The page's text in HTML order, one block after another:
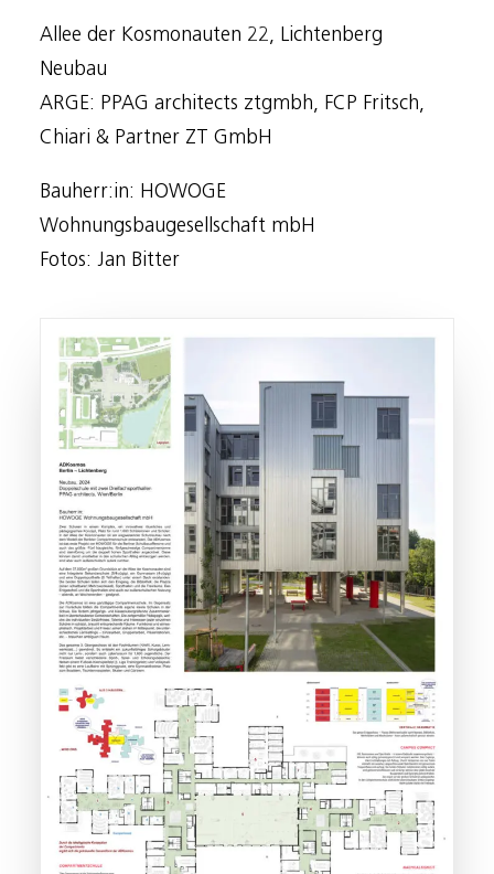
Kontakt
Allee der Kosmonauten 22, Lichtenberg
Neubau
ARGE: PPAG architects ztgmbh, FCP Fritsch,
Chiari & Partner ZT GmbH
Bauherr:in: HOWOGE
Wohnungsbaugesellschaft mbH
Fotos: Jan Bitter